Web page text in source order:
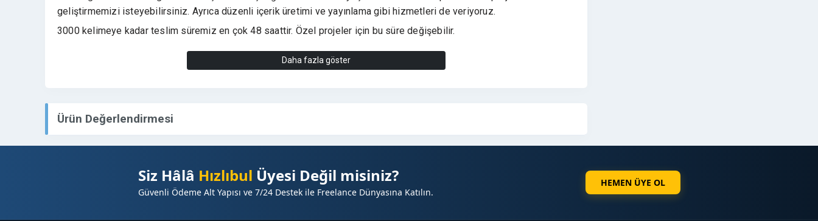
geliştirmemizi isteyebilirsiniz. Ayrıca düzenli içerik üretimi ve yayınlama gibi hizmetleri de veriyoruz.
3000 kelimeye kadar teslim süremiz en çok 48 saattir. Özel projeler için bu süre değişebilir.
Fatura kesiyor ve resmi çalışıyoruz. Fiyata KDV dahildir.
Daha fazla göster
Ürün Değerlendirmesi
Siz Hâlâ Hızlıbul Üyesi Değil misiniz?
Güvenli Ödeme Alt Yapısı ve 7/24 Destek ile Freelance Dünyasına Katılın.
HEMEN ÜYE OL